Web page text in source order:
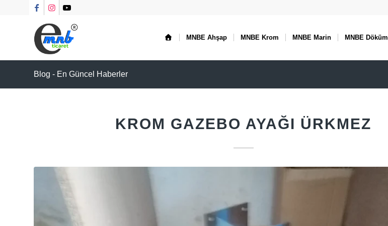
MNBE Ahşap MNBE Krom MNBE Marin MNBE Döküm
Blog - En Güncel Haberler
KROM GAZEBO AYAĞI ÜRKMEZ